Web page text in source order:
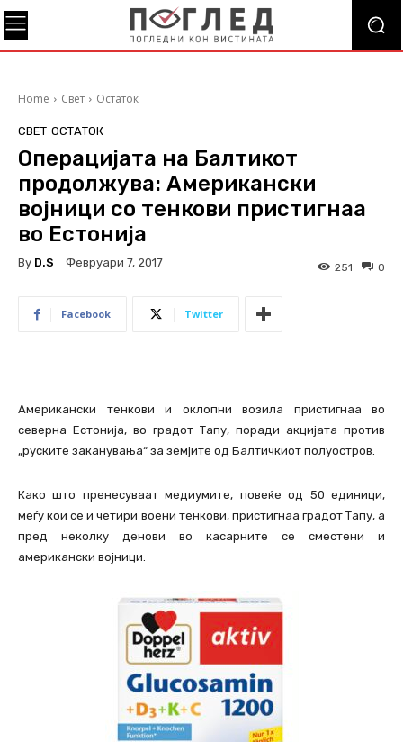
Home Свет Остаток
СВЕТ ОСТАТОК
Операцијата на Балтикот
продолжува: Американски
војници со тенкови пристигнаа
во Естонија
By D.S Февруари 7, 2017 0
251
Facebook Twitter
Американски тенкови и оклопни возила пристигнаа во
северна Естонија, во градот Тапу, поради акцијата против
„руските заканувања“ за земјите од Балтичкиот полуостров.
Како што пренесуваат медиумите, повеќе од 50 единици,
меѓу кои се и четири воени тенкови, пристигнаа градот Тапу, а
пред неколку денови во касарните се сместени и
американски војници.